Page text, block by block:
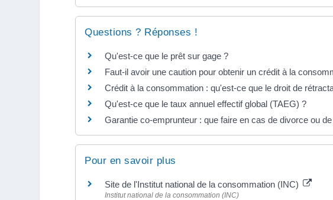
Questions ? Réponses !
Qu'est-ce que le prêt sur gage ?
Faut-il avoir une caution pour obtenir un crédit à la
Crédit à la consommation : qu'est-ce que le droit de
Qu'est-ce que le taux annuel effectif global (TAEG) ?
Garantie co-emprunteur : que faire en cas de divorce ou
Pour en savoir plus
Site de l'Institut national de la consommation (INC)
Institut national de la consommation (INC)